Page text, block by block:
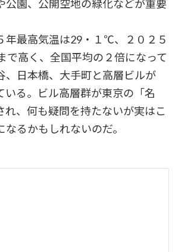
公園、公開空地の緑化などが重要
最高気温は29・１℃、２０２５
高く、全国平均の２倍になって
、日本橋、大手町と高層ビルが
いる。ビル高層群が東京の「名
れ、何も疑問を持たないが実はこ
になるかもしれないのだ。